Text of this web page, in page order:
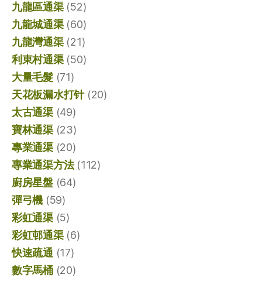
九龍區通渠(52)
九龍城通渠(60)
九龍灣通渠(21)
利東村通渠(50)
大量毛髮(71)
天花板漏水打针(20)
太古通渠(49)
寶林通渠(23)
專業通渠(20)
專業通渠方法(112)
廚房星盤(64)
彈弓機 (59)
彩虹通渠(5)
彩虹邨通渠(6)
快速疏通 (17)
數字馬桶(20)